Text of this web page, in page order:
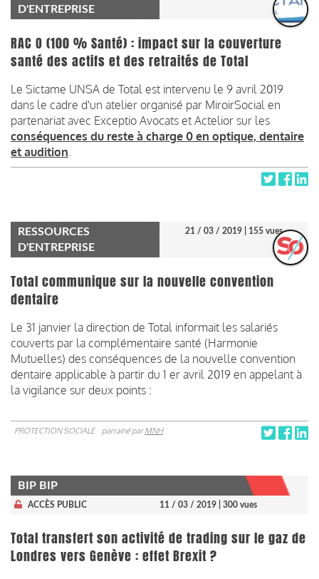
D'ENTREPRISE
RAC O (100 % Santé) : impact sur la couverture
santé des actifs et des retraités de Total
Le Sictame UNSA de Total est intervenu le 9 avril 2019
dans le cadre d'un atelier organisé par MiroirSocial en
partenariat avec Exceptio Avocats et Actelior sur les
conséquences du reste à charge 0 en optique, dentaire
et audition
RESSOURCES
D'ENTREPRISE
21 / 03 / 2019 | 155 vues
Total communique sur la nouvelle convention
dentaire
Le 31 janvier la direction de Total informait les salariés
couverts par la complémentaire santé (Harmonie
Mutuelles) des conséquences de la nouvelle convention
dentaire applicable à partir du 1 er avril 2019 en appelant à
la vigilance sur deux points :
PROTECTION SOCIALE parrainé parMNH
BIP BIP
ACCÈS PUBLIC 11 / 03 / 2019 | 300 vues
Total transfert son activité de trading sur le gaz de
Londres vers Genève : effet Brexit ?